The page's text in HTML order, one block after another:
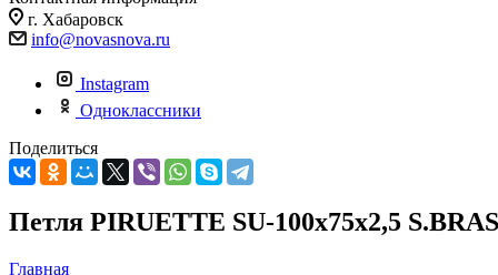
г. Хабаровск
info@novasnova.ru
Instagram
Одноклассники
Поделиться
Петля PIRUETTE SU-100x75x2,5
Главная